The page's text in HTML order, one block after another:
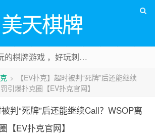
美天棋牌
美天棋牌，最好玩的棋牌游戏 ，好玩刺激可以赚Money，传送门：
>
【EV扑克】超时被判“死牌”后还能继续
引爆扑克圈【EV扑克官网】
被判“死牌”后还能继续Call？WSOP离
【EV扑克官网】